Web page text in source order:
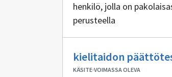
henkilö, jolla on
perusteella
kielitaidon
KÄSITE·VOIMASSA OLEVA